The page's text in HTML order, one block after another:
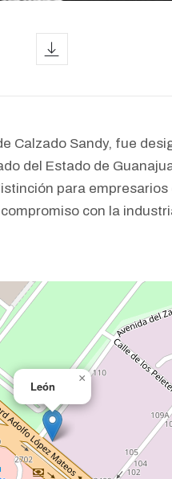
Calzado Sandy, fue
del Estado de
para
con la
León
×